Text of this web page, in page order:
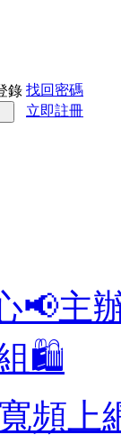
錄 找回密碼
立即註冊
📢主
🛍️
頻上